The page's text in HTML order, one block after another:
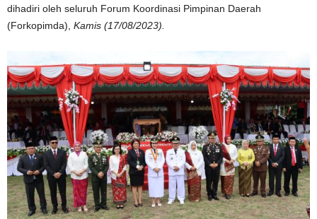
dihadiri oleh seluruh Forum Koordinasi Pimpinan Daerah
(Forkopimda), Kamis (17/08/2023).